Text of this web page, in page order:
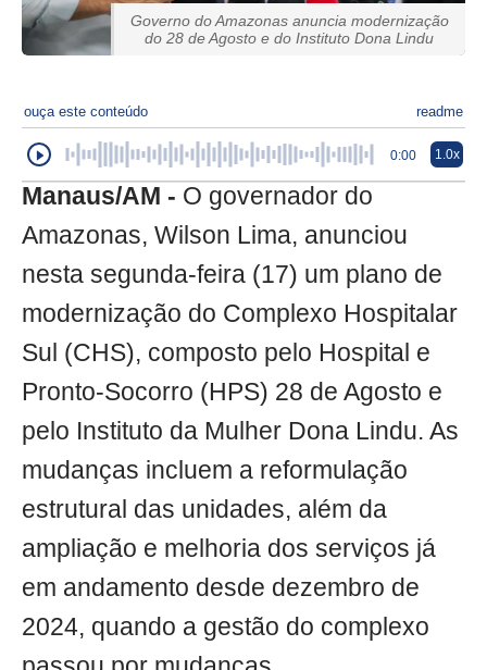
Governo do Amazonas anuncia modernização
do 28 de Agosto e do Instituto Dona Lindu
ouça este conteúdo readme
0:00 1.0x
Manaus/AM - O governador do
Amazonas, Wilson Lima, anunciou
nesta segunda-feira (17) um plano de
modernização do Complexo Hospitalar
Sul (CHS), composto pelo Hospital e
Pronto-Socorro (HPS) 28 de Agosto e
pelo Instituto da Mulher Dona Lindu. As
mudanças incluem a reformulação
estrutural das unidades, além da
ampliação e melhoria dos serviços já
em andamento desde dezembro de
2024, quando a gestão do complexo